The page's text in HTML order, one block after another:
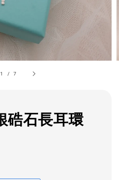
1 /7
硞石長耳環